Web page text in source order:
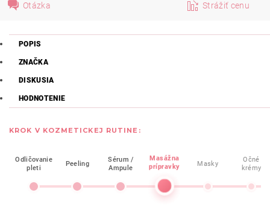
Otázka Strážiť cenu
POPIS
ZNAČKA
DISKUSIA
HODNOTENIE
KROK V KOZMETICKEJ RUTINE:
Odličovanie
pleti
Peeling
Sérum /
Ampule
Masážna
prípravky
Masky
Očné
krémy